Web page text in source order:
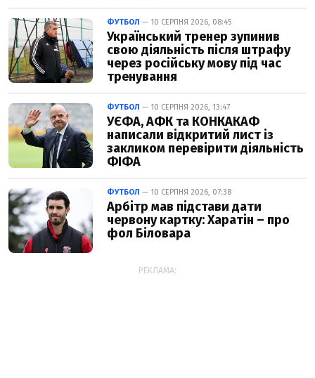
ФУТБОЛ — 10 СЕРПНЯ 2026, 08:45
Український тренер зупинив
свою діяльність після штрафу
через російську мову під час
тренування
ФУТБОЛ — 10 СЕРПНЯ 2026, 13:47
УЄФА, АФК та ​​КОНКАКАФ
написали відкритий лист із
закликом перевірити діяльність
ФІФА
ФУТБОЛ — 10 СЕРПНЯ 2026, 07:38
Арбітр мав підстави дати
червону картку: Харатін – про
фол Біловара
РЕКЛАМА: